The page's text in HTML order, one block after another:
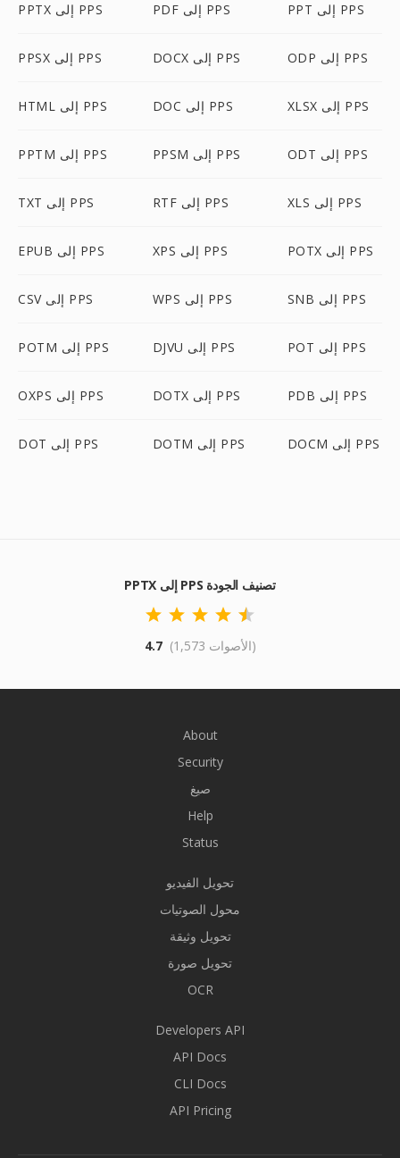
PPTX إلى PPS PDF إلى PPS PPT إلى PPS
PPSX إلى PPS DOCX إلى PPS ODP إلى PPS
HTML إلى PPS DOC إلى PPS XLSX إلى PPS
PPTM إلى PPS PPSM إلى PPS ODT إلى PPS
TXT إلى PPS RTF إلى PPS XLS إلى PPS
EPUB إلى PPS XPS إلى PPS POTX إلى PPS
CSV إلى PPS WPS إلى PPS SNB إلى PPS
POTM إلى PPS DJVU إلى PPS POT إلى PPS
OXPS إلى PPS DOTX إلى PPS PDB إلى PPS
DOT إلى PPS DOTM إلى PPS DOCM إلى PPS
PPTX إلى PPS تصنيف الجودة
4.7 (1,573 الأصوات)
About
Security
صيغ
Help
Status
تحويل الفيديو
محول الصوتيات
تحويل وثيقة
تحويل صورة
OCR
Developers API
API Docs
CLI Docs
API Pricing